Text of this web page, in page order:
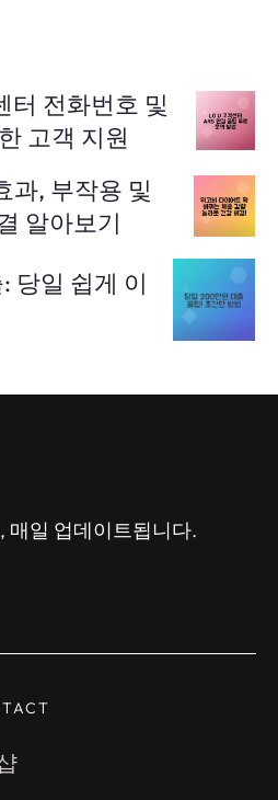
터 전화번호 및
고객 지원
과, 부작용 및
알아보기
당일 쉽게 이
매일 업데이트됩니다.